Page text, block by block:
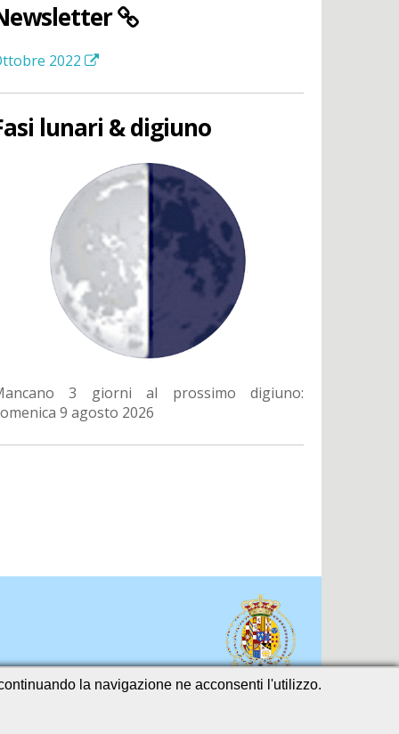
2022
lunari & digiuno
3 giorni al prossimo digiuno:
9 agosto 2026
la navigazione ne acconsenti l'utilizzo.